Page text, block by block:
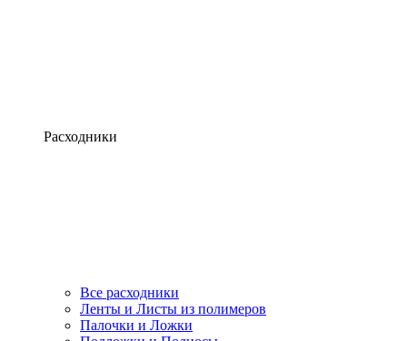
Расходники
Все расходники
Ленты и Листы из полимеров
Палочки и Ложки